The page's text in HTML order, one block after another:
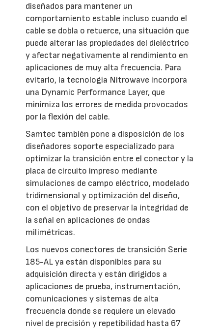
diseñados para mantener un
comportamiento estable incluso cuando el
cable se dobla o retuerce, una situación que
puede alterar las propiedades del dieléctrico
y afectar negativamente al rendimiento en
aplicaciones de muy alta frecuencia. Para
evitarlo, la tecnología Nitrowave incorpora
una Dynamic Performance Layer, que
minimiza los errores de medida provocados
por la flexión del cable.
Samtec también pone a disposición de los
diseñadores soporte especializado para
optimizar la transición entre el conector y la
placa de circuito impreso mediante
simulaciones de campo eléctrico, modelado
tridimensional y optimización del diseño,
con el objetivo de preservar la integridad de
la señal en aplicaciones de ondas
milimétricas.
Los nuevos conectores de transición Serie
185-AL ya están disponibles para su
adquisición directa y están dirigidos a
aplicaciones de prueba, instrumentación,
comunicaciones y sistemas de alta
frecuencia donde se requiere un elevado
nivel de precisión y repetibilidad hasta 67